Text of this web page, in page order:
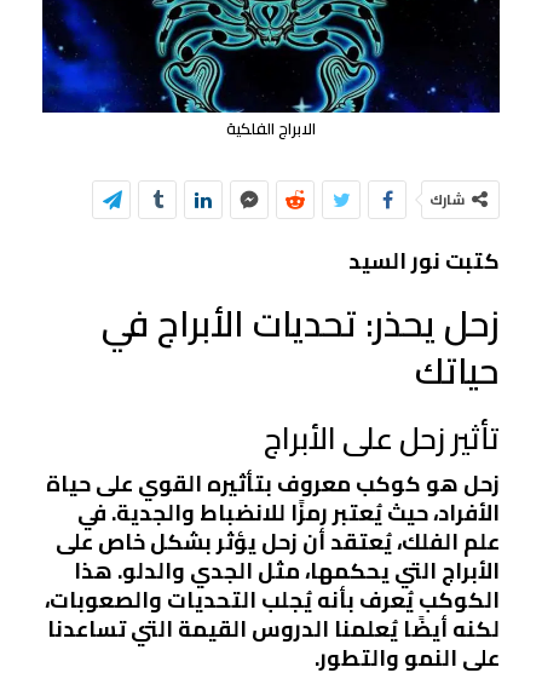
الابراج الفلكية
شارك
كتبت نور السيد
زحل يحذر: تحديات الأبراج في
حياتك
تأثير زحل على الأبراج
زحل هو كوكب معروف بتأثيره القوي على حياة
الأفراد، حيث يُعتبر رمزًا للانضباط والجدية. في
علم الفلك، يُعتقد أن زحل يؤثر بشكل خاص على
الأبراج التي يحكمها، مثل الجدي والدلو. هذا
الكوكب يُعرف بأنه يُجلب التحديات والصعوبات،
لكنه أيضًا يُعلمنا الدروس القيمة التي تساعدنا
على النمو والتطور.